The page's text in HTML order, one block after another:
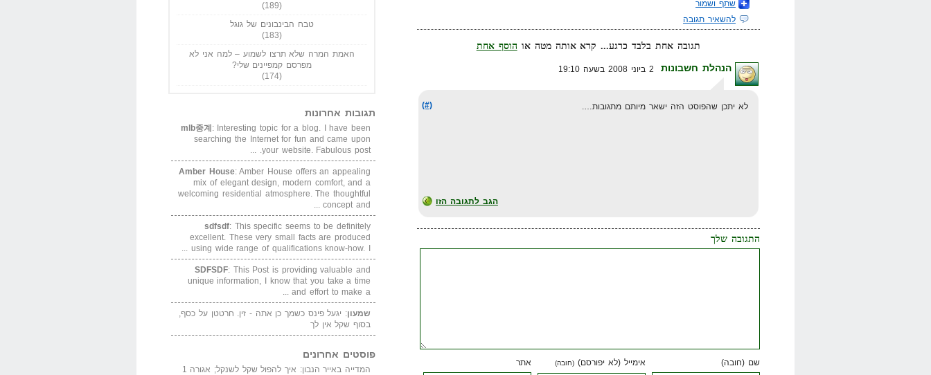
שתף ושמור
להשאיר תגובה
תגובה אחת בלבד כרגע... קרא אותה מטה או הוסף אחת
הנהלת חשבונות2 ביוני 2008 בשעה 19:10
(#) לא יתכן שהפוסט הזה ישאר מיותם מתגובות….
הגב לתגובה הזו
התגובה שלך
שם (חובה) אימייל (לא יפורסם) (חובה) אתר
(189)
טבח הבינבונים של גוגל
(183)
האמת המרה שלא תרצו לשמוע – למה אני לא
מפרסם קמפיינים שלי?
(174)
תגובות אחרונות
mlb중계 : Interesting topic for a blog. I have been
searching the Internet for fun and came upon
your website. Fabulous post. ...
Amber House: Amber House offers an appealing
mix of elegant design, modern comfort, and a
welcoming residential atmosphere. The thoughtful
concept and ...
sdfsdf: This specific seems to be definitely
excellent. These very small facts are produced
using wide range of qualifications know-how. I ...
SDFSDF: This Post is providing valuable and
unique information, I know that you take a time
and effort to make a ...
שמעון: יגעל פינס כשמך כן אתה - זין. חרטטן על כסף,
בסוף שקל אין לך
פוסטים אחרונים
המדייה באייר הנבון: איך להפול שקל לשנקל; אגורה 1